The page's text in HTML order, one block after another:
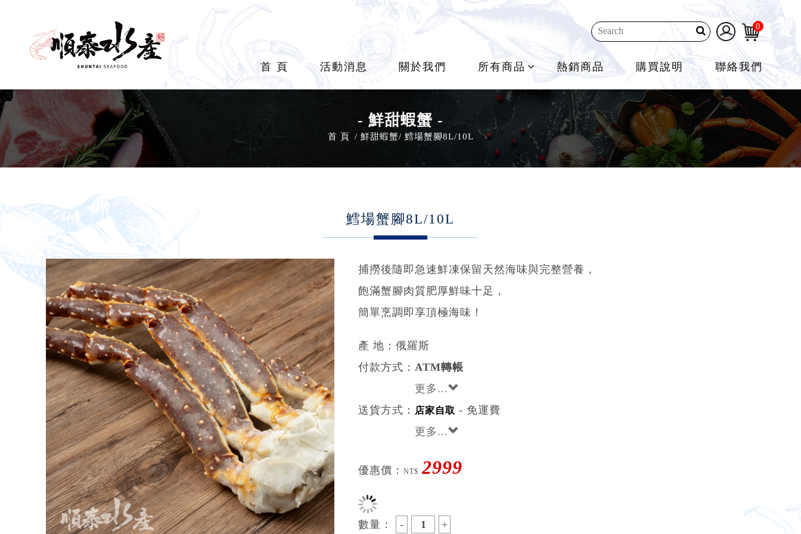
0
首 頁 活動消息 關於我們 所有商品 熱銷商品 購買說明 聯絡我們
- 鮮甜蝦蟹 -
首 頁 鮮甜蝦蟹 鱈場蟹腳8L/10L
鱈場蟹腳8L/10L
捕撈後隨即急速鮮凍保留天然海味與完整營養，
飽滿蟹腳肉質肥厚鮮味十足，
簡單烹調即享頂極海味！
產 地：俄羅斯
付款方式：ATM轉帳
更多...
送貨方式：店家自取 - 免運費
更多...
優惠價：NT$ 2999
重量：
數量：